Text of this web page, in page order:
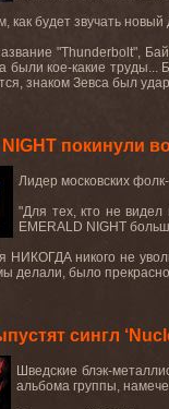
как будет звучать
"Thunderbolt",
были кое-какие труды...
знаком Зевса был
покинули
Лидер московских
"Для тех, кто не
EMERALD NIGHT
НИКОГДА никого не
делали, было
сингл
Шведские блэк-
альбома группы,